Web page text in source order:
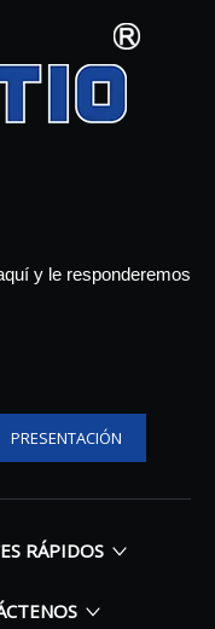
y le responderemos
PRESENTACIÓN
RÁPIDOS